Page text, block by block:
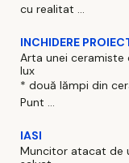
cu realitat ...
INCHIDERE
Arta unei
lux
* două lămpi din
Punt ...
IASI
Muncitor atacat de